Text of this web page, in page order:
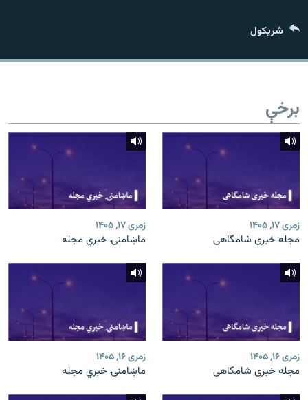
راسره ملګري شئ
د ازادې اروپا/ ازادي راډيو ټولې پاڼې
شريکول
برخې
زمری ۱۷, ۱۴۰۵
مجله خبری شامگاهی
زمری ۱۷, ۱۴۰۵
ماښامنۍ خبري مجله
زمری ۱۶, ۱۴۰۵
مجله خبری شامگاهی
زمری ۱۶, ۱۴۰۵
ماښامنۍ خبري مجله